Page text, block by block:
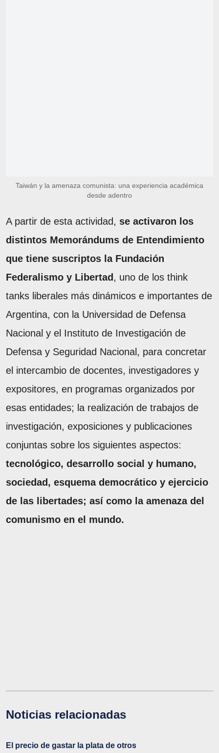
Taiwán y la amenaza comunista: una experiencia académica
desde adentro
A partir de esta actividad, se activaron los
distintos Memorándums de Entendimiento
que tiene suscriptos la Fundación
Federalismo y Libertad , uno de los think
tanks liberales más dinámicos e importantes de
Argentina, con la Universidad de Defensa
Nacional y el Instituto de Investigación de
Defensa y Seguridad Nacional, para concretar
el intercambio de docentes, investigadores y
expositores, en programas organizados por
esas entidades; la realización de trabajos de
investigación, exposiciones y publicaciones
conjuntas sobre los siguientes aspectos:
tecnológico, desarrollo social y humano,
sociedad, esquema democrático y ejercicio
de las libertades; así como la amenaza del
comunismo en el mundo.
Noticias relacionadas
El precio de gastar la plata de otros